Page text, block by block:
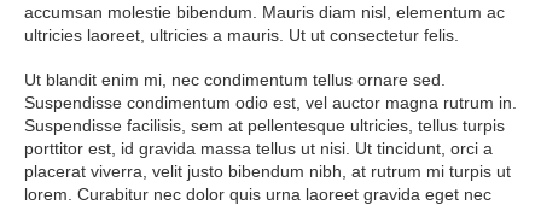
accumsan molestie bibendum. Mauris diam nisl, elementum ac
ultricies laoreet, ultricies a mauris. Ut ut consectetur felis.
Ut blandit enim mi, nec condimentum tellus ornare sed.
Suspendisse condimentum odio est, vel auctor magna rutrum in.
Suspendisse facilisis, sem at pellentesque ultricies, tellus turpis
porttitor est, id gravida massa tellus ut nisi. Ut tincidunt, orci a
placerat viverra, velit justo bibendum nibh, at rutrum mi turpis ut
lorem. Curabitur nec dolor quis urna laoreet gravida eget nec